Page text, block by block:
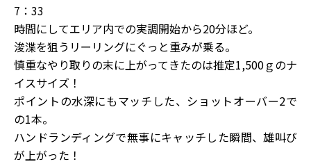
7：33
時間にしてエリア内での実調開始から20分ほど。
浚渫を狙うリーリングにぐっと重みが乗る。
慎重なやり取りの末に上がってきたのは推定1,500ｇのナ
イスサイズ！
ポイントの水深にもマッチした、ショットオーバー2で
の1本。
ハンドランディングで無事にキャッチした瞬間、雄叫び
が上がった！